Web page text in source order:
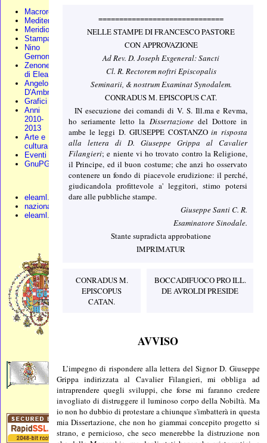
Macroregione
Mediterraneo
Meridionali
Stampa
Nino
Gernone
Zenone
di Elea
Angelo
D'Ambra
Grafici
Anni
2010-
2013
Arte e
cultura
Eventi
GnuPG
eleaml.org
nazionali.org
eleaml.altervista
==============================
NELLE STAMPE DI FRANCESCO PASTORE
CON APPROVAZIONE
Ad Rev. D. Joseph Exgeneral: Sancti
Cl. R. Rectorem noftri Episcopalis
Seminarii, & nostrum Examinat Synodalem.
CONRADUS M. EPISCOPUS CAT.
IN esecuzione dei comandi di V. S. Ill.ma e Revma,
ho seriamente letto la Dissertazionedel Dottore in
ambe le leggi D. GIUSEPPE COSTANZOin risposta
alla lettera di D. Giuseppe Grippa al Cavalier
Filangieri; e niente vi ho trovato contro la Religione,
il Principe, ed il buon costume; che anzi ho osservato
contenere un fondo di piacevole erudizione: il perché,
giudicandola profittevole a' leggitori, stimo potersi
dare alle pubbliche stampe.
Giuseppe Santi C. R.
Esaminatore Sinodale.
Stante supradicta approbatione
IMPRIMATUR
CONRADUS M.
EPISCOPUS
CATAN.
BOCCADIFUOCO PRO ILL.
DE AVROLDI PRESIDE
AVVISO
L’impegno di rispondere alla lettera del Signor D. Giuseppe
Grippa indirizzata al Cavalier Filangieri, mi obbliga ad
intraprendere quegli sviluppi, che forse mi faranno credere
invogliato di distruggere il luminoso corpo della Nobiltà. Ma
io non ho dubbio di protestare a chiunque s'imbatterà in questa
mia Dissertazione, che non ho giammai concepito progetto si
strano, e pernicioso, che seco menerebbe la distruzione non